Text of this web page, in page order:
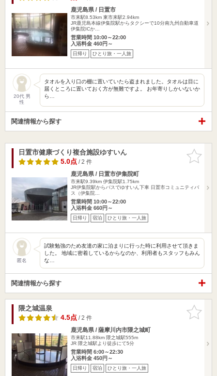
鹿児島県 / 日置市
市来駅8.53km 東市来駅2.94km
JR鹿児島本線伊集院駅からタクシーで10分南九州自動車道
伊集院ICか…
営業時間 10:00～22:00
入浴料金 460円～
日帰り ひとり旅・一人旅
20代 男
性
タオルを入り口の棚に置いていたら盗まれました。タオルは目に
届くところに置いておく方が無難ですよ。 お年寄りしかいないか
ら…
関連情報から探す
お気に入
りに追加
日置市健康づくり複合施設ゆすいん
5.0点/ 2 件
鹿児島県 / 日置市伊集院町
市来駅9.39km 伊集院駅1.75km
JR伊集院駅からバスでゆすいん下車 日置市コミュニティバ
ス（伊集院…
営業時間 10:00～22:00
入浴料金 660円～
日帰り 宿泊 ひとり旅・一人旅
匿名
試験勉強のため友達の家に泊まりに行った時に利用させて頂きま
した。 地域に密着しているからなのか、利用者もスタッフもみん
な…
関連情報から探す
お気に入
りに追加
隈之城温泉
4.5点/ 2 件
鹿児島県 / 薩摩川内市隈之城町
市来駅11.88km 隈之城駅555m
JR 隈之城駅より徒歩にて5分
営業時間 6:00～22:30
入浴料金 450円～
日帰り 宿泊 ひとり旅・一人旅